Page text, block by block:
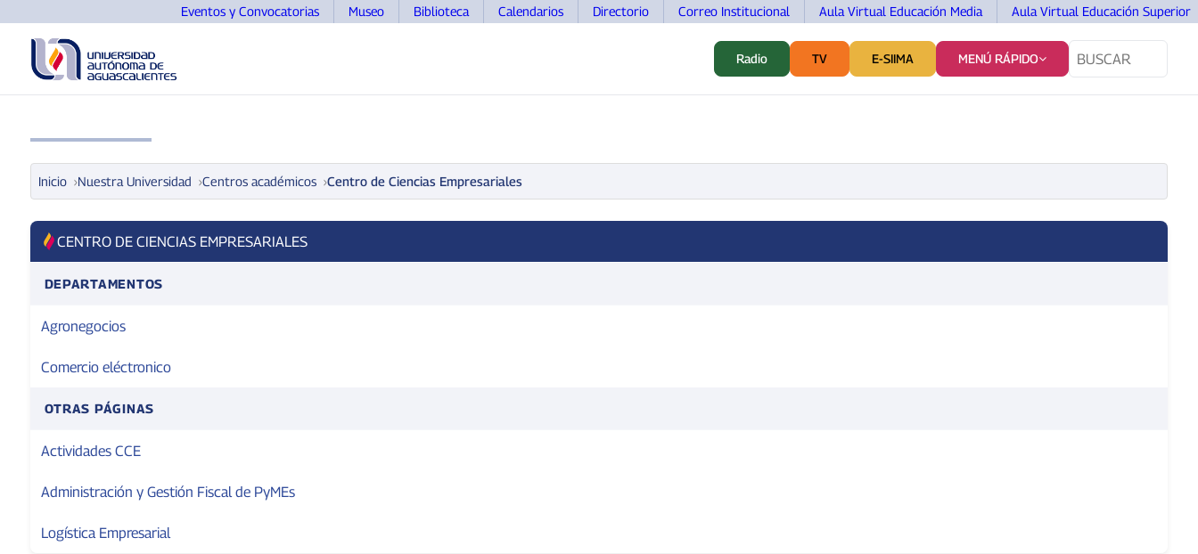
Eventos y Convocatorias Museo Biblioteca Calendarios Directorio Correo Institucional Aula Virtual Educación Media Aula Virtual Educación Superior
Radio TV E-SIIMA MENÚ RÁPIDO
Inicio Nuestra Universidad Centros académicos Centro de Ciencias Empresariales
CENTRO DE CIENCIAS EMPRESARIALES
DEPARTAMENTOS
Agronegocios
Comercio eléctronico
OTRAS PÁGINAS
Actividades CCE
Administración y Gestión Fiscal de PyMEs
Logística Empresarial